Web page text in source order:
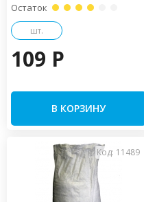
Остаток
шт.
109 P
В КОРЗИНУ
Код: 11489